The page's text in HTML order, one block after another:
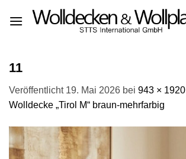
Inhalt
11
Veröffentlicht 19. Mai 2026 bei 943 × 1920
Wolldecke „Tirol M“ braun-mehrfarbig